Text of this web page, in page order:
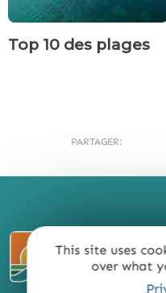
This site uses
over what
Top 10 des plages
PARTAGER: